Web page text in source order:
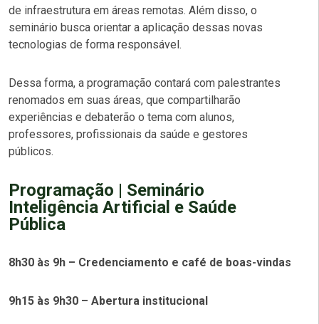
de infraestrutura em áreas remotas. Além disso, o
seminário busca orientar a aplicação dessas novas
tecnologias de forma responsável.
Dessa forma, a programação contará com palestrantes
renomados em suas áreas, que compartilharão
experiências e debaterão o tema com alunos,
professores, profissionais da saúde e gestores
públicos.
Programação | Seminário
Inteligência Artificial e Saúde
Pública
8h30 às 9h – Credenciamento e café de boas-vindas
9h15 às 9h30 – Abertura institucional